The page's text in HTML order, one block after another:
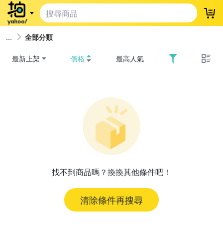
登
全部分類
最新上架 價格 最高人氣
找不到商品嗎？換換其他條件吧！
清除條件再搜尋